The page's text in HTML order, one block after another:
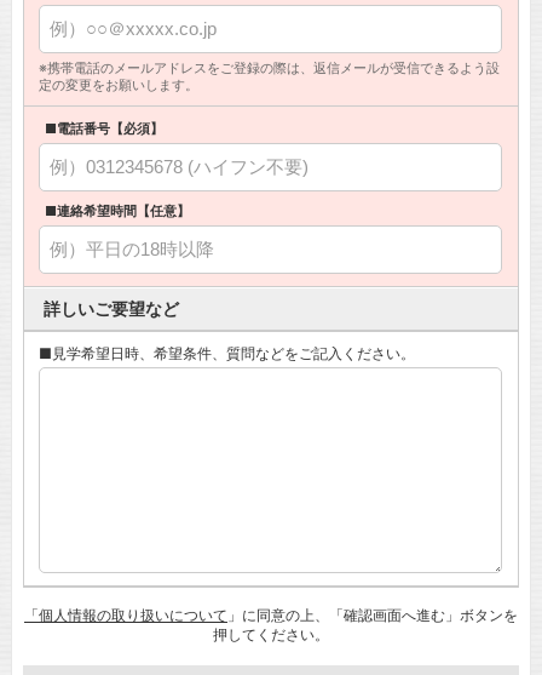
※携帯電話のメールアドレスをご登録の際は、返信メールが受信できるよう設
定の変更をお願いします。
■電話番号【必須】
■連絡希望時間【任意】
詳しいご要望など
■見学希望日時、希望条件、質問などをご記入ください。
「個人情報の取り扱いについて 」に同意の上、「確認画面へ進む」ボタンを
押してください。